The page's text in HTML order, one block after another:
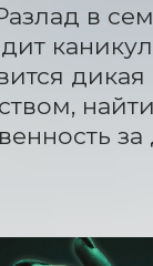
в
за